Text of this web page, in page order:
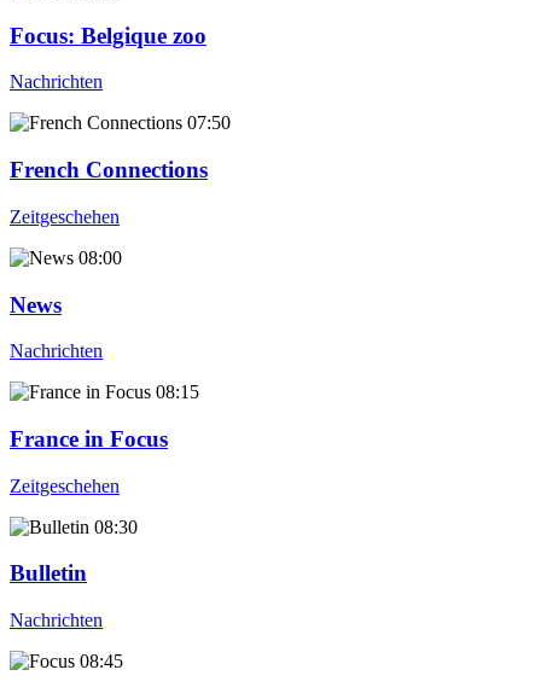
Focus: Belgique zoo
Nachrichten
07:50
French Connections
Zeitgeschehen
08:00
News
Nachrichten
08:15
France in Focus
Zeitgeschehen
08:30
Bulletin
Nachrichten
08:45